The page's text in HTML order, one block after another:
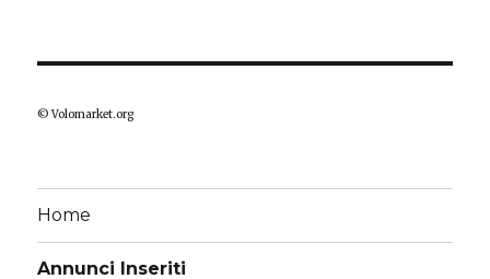
© Volomarket.org
Home
Annunci Inseriti